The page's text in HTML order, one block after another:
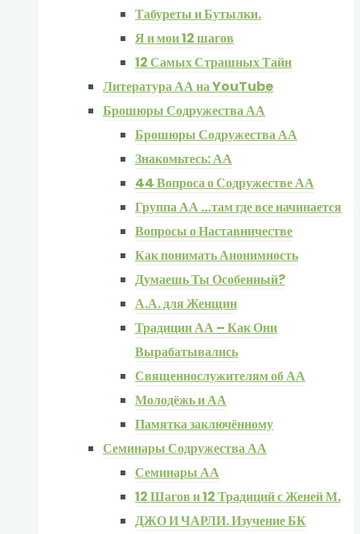
Табуреты и Бутылки.
Я и мои 12 шагов
12 Самых Страшных Тайн
Литература АА на YouTube
Брошюры Содружества АА
Брошюры Содружества АА
Знакомьтесь: АА
44 Вопроса о Содружестве АА
Группа АА …там где все начинается
Вопросы о Наставничестве
Как понимать Анонимность
Думаешь Ты Особенный?
А.А. для Женщин
Традиции АА – Как Они
Вырабатывались
Священнослужителям об АА
Молодёжь и АА
Памятка заключённому
Семинары Содружества АА
Семинары АА
12 Шагов и 12 Традиций с Женей М.
ДЖО И ЧАРЛИ. Изучение БК